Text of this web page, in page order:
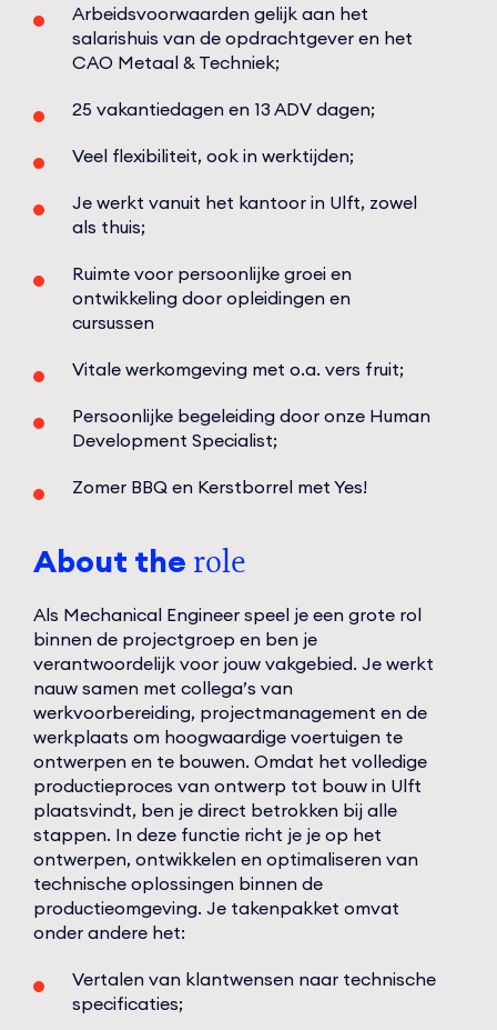
Arbeidsvoorwaarden gelijk aan het
salarishuis van de opdrachtgever en het
CAO Metaal & Techniek;
25 vakantiedagen en 13 ADV dagen;
Veel flexibiliteit, ook in werktijden;
Je werkt vanuit het kantoor in Ulft, zowel
als thuis;
Ruimte voor persoonlijke groei en
ontwikkeling door opleidingen en
cursussen
Vitale werkomgeving met o.a. vers fruit;
Persoonlijke begeleiding door onze Human
Development Specialist;
Zomer BBQ en Kerstborrel met Yes!
About the role
Als Mechanical Engineer speel je een grote rol
binnen de projectgroep en ben je
verantwoordelijk voor jouw vakgebied. Je werkt
nauw samen met collega’s van
werkvoorbereiding, projectmanagement en de
werkplaats om hoogwaardige voertuigen te
ontwerpen en te bouwen. Omdat het volledige
productieproces van ontwerp tot bouw in Ulft
plaatsvindt, ben je direct betrokken bij alle
stappen. In deze functie richt je je op het
ontwerpen, ontwikkelen en optimaliseren van
technische oplossingen binnen de
productieomgeving. Je takenpakket omvat
onder andere het:
Vertalen van klantwensen naar technische
specificaties;